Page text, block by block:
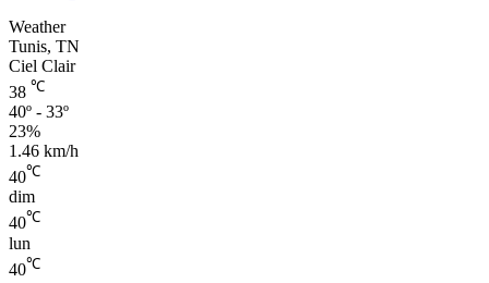
Weather
Tunis, TN
Ciel Clair
38 ℃
40º - 33º
23%
1.46 km/h
40℃
dim
40℃
lun
40℃